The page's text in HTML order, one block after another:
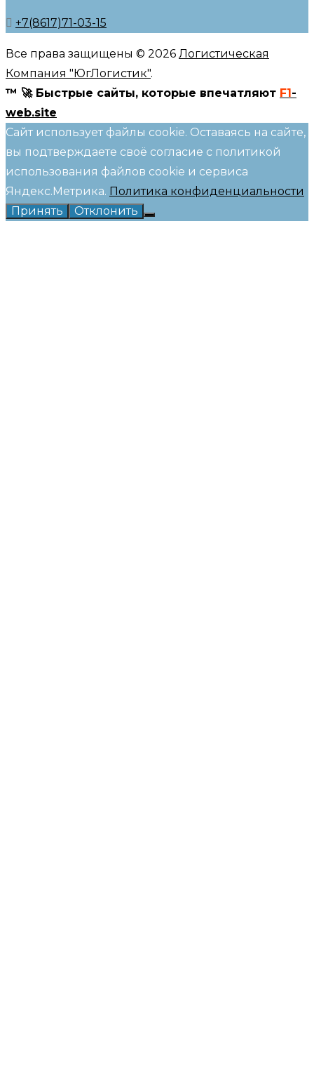
+7(8617)71-03-15
Все права защищены © 2026 Логистическая
Компания "ЮгЛогистик".
™ 🚀 Быстрые сайты, которые впечатляют F1 -
web.site
Сайт использует файлы cookie. Оставаясь на сайте,
вы подтверждаете своё согласие с политикой
использования файлов cookie и сервиса
Яндекс.Метрика. Политика конфиденциальности
Принять
Отклонить